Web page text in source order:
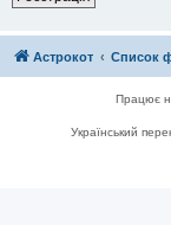
Астрокот Список
Працює
Український